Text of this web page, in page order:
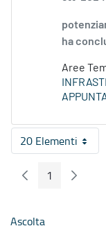
ha
Aree
20 ElementiPer pagina
Pagina Precedente
Pagina
1 Pagina
Ascolta